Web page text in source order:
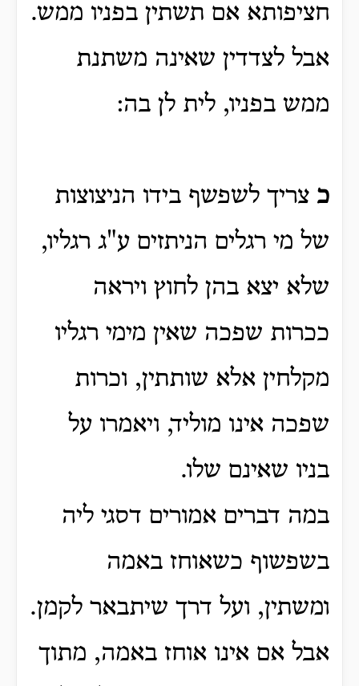
חציפותא אם תשתין בפניו ממש.
אבל לצדדין שאינה משתנת
ממש בפניו, לית לן בה:
כ צריך לשפשף בידו הניצוצות
של מי רגלים הניתזים ע"ג רגליו,
שלא יצא בהן לחוץ ויראה
ככרות שפכה שאין מימי רגליו
מקלחין אלא שותתין, וכרות
שפכה אינו מוליד, ויאמרו על
בניו שאינם שלו.
במה דברים אמורים דסגי ליה
בשפשוף כשאוחז באמה
ומשתין, ועל דרך שיתבאר לקמן.
אבל אם אינו אוחז באמה, מתוך